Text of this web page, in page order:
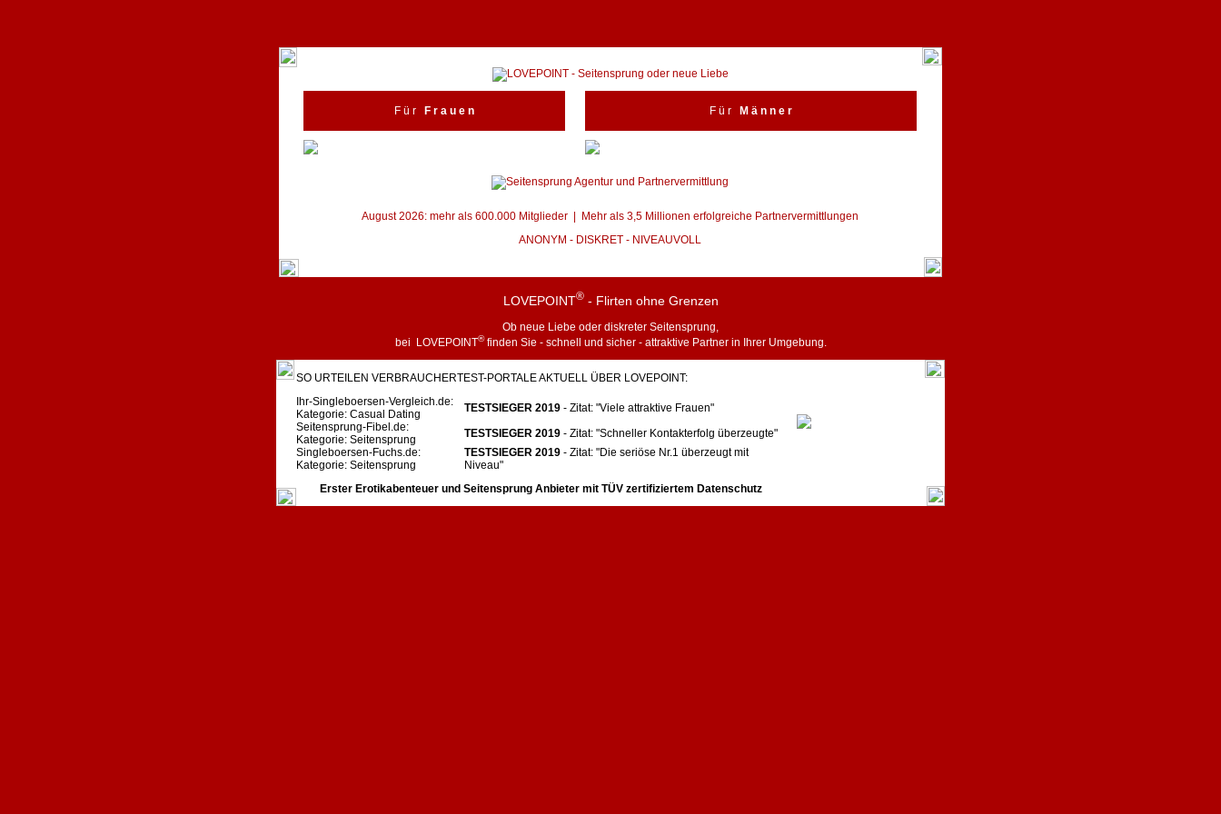
F ü r F r a u e n F ü r M ä n n e r
August 2026: mehr als 600.000 Mitglieder | Mehr als 3,5 Millionen erfolgreiche Partnervermittlungen
ANONYM - DISKRET - NIVEAUVOLL
LOVEPOINT®- Flirten ohne Grenzen
Ob neue Liebe oder diskreter Seitensprung
bei LOVEPOINT®finden Sie - schnell und sicher - attraktive Partner in Ihrer Umgebung.
SO URTEILEN VERBRAUCHERTEST-PORTALE AKTUELL ÜBER LOVEPOINT:
Ihr-Singleboersen-Vergleich.de:
Kategorie: Casual Dating
TESTSIEGER 2019 - Zitat: "Viele attraktive Frauen"
Seitensprung-Fibel.de:
Kategorie: Seitensprung
TESTSIEGER 2019 - Zitat: "Schneller Kontakterfolg überzeugte"
Singleboersen-Fuchs.de:
Kategorie: Seitensprung
TESTSIEGER 2019 - Zitat: "Die seriöse Nr.1 überzeugt mit
Niveau"
Erster Erotikabenteuer und Seitensprung Anbieter mit TÜV zertifiziertem Datenschutz